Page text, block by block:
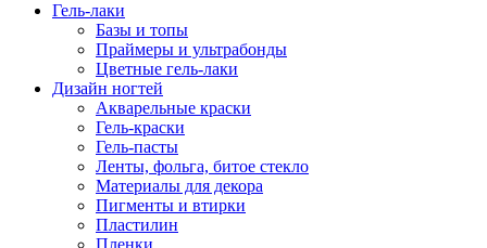
Гель-лаки
Базы и топы
Праймеры и ультрабонды
Цветные гель-лаки
Дизайн ногтей
Акварельные краски
Гель-краски
Гель-пасты
Ленты, фольга, битое стекло
Материалы для декора
Пигменты и втирки
Пластилин
Пленки